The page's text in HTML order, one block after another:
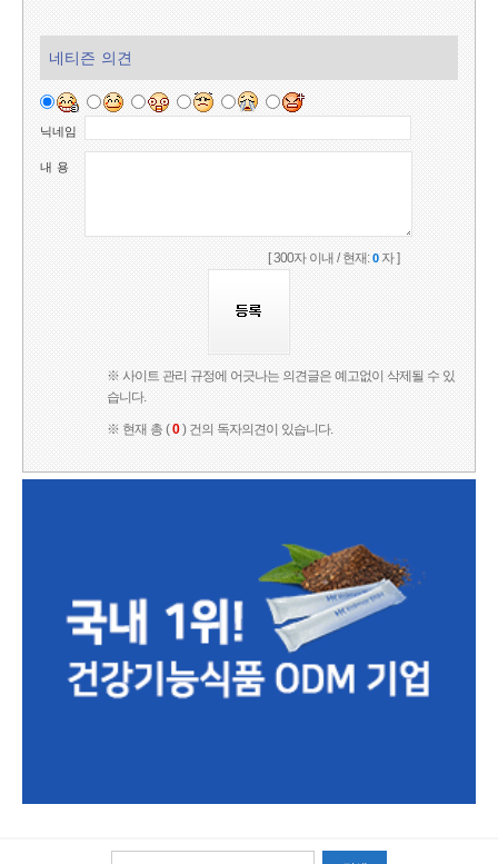
네티즌 의견
닉네임
내 용
[ 300자 이내 / 현재:0자 ]
※ 사이트 관리 규정에 어긋나는 의견글은 예고없이 삭제될 수 있
습니다.
※ 현재 총 (0) 건의 독자의견이 있습니다.